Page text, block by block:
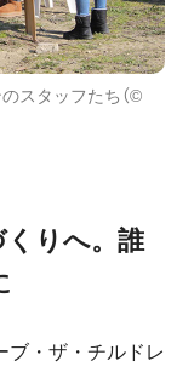
スタッフたち（©
りへ。誰
・ザ・チルドレ